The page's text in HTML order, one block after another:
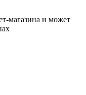
магазина и может